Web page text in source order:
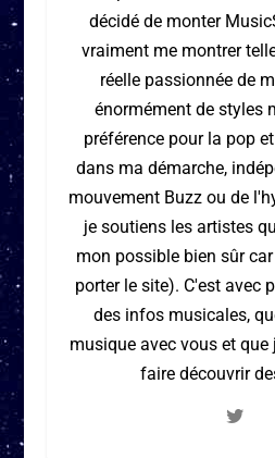
décidé de monter
vraiment me montrer
réelle passionnée de
énormément de styles
préférence pour la pop
dans ma démarche,
mouvement Buzz ou de
je soutiens les artistes
mon possible bien sûr
porter le site). C'est avec
des infos musicales,
musique avec vous et
faire découvrir